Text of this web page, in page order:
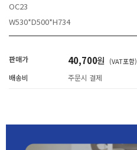
OC23
W530*D500*H734
판매가 40,700원 (VAT포함)
배송비 주문시 결제